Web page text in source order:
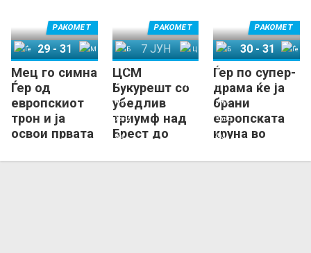
Мец го симна
Ѓер од
европскиот
трон и ја
освои првата
ЛШ!
РАКОМЕТ
Ѓер
29 -31
Мец
ЦСМ
Букурешт со
убедлив
триумф над
Брест до
медал во
РАКОМЕТ
Брест Бретања Хандбол
7 ЈУН
Ѓер по супер-
драма ќе ја
брани
европската
круна во
РАКОМЕТ
Брест Бретања Хандбол
30- 31
Ѓер